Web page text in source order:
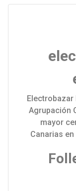
Agrupación
mayor
Canarias